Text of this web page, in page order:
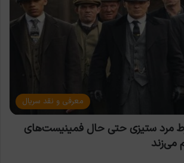
معرفی و نقد سریال
فرط مرد ستیزی حتی حال فمینیست‌های
می‌زند